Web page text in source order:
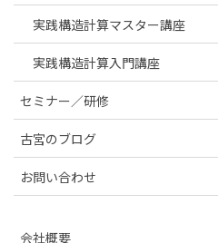
実践構造計算マスター講座
実践構造計算入門講座
セミナー／研修
古宮のブログ
お問い合わせ
会社概要